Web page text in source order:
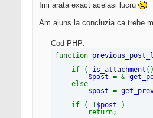
Imi arata exact acelasi lucru
Am ajuns la concluzia ca trebe
Cod PHP:
function
if ( is_attachment
$post = &
else
$post =
if ( ! $post
)
return;